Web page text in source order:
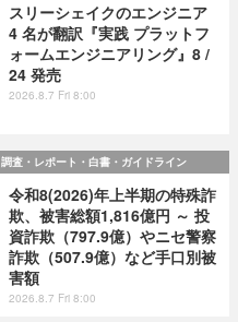
スリーシェイクのエンジニア
4 名が翻訳『実践 プラットフ
ォームエンジニアリング』8 /
24 発売
2026.8.7 Fri 8:00
調査・レポート・白書・ガイドライン
令和8(2026)年上半期の特殊詐
欺、被害総額1,816億円 ～ 投
資詐欺（797.9億）やニセ警察
詐欺（507.9億）など手口別被
害額
2026.8.7 Fri 8:00